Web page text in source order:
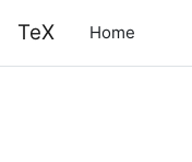
TeX Home